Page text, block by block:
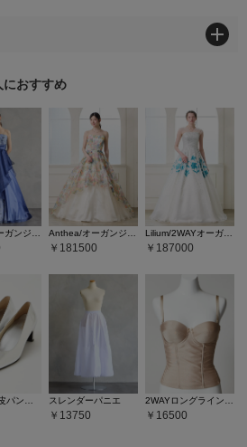
におすすめ
Florette/オーガンジー×レース刺繍ロングドレス Anthea/オーガンジー×フラワープリント・ラメフロッキーロングドレス
181500
Lilium/2WAYオーガンジー×ラメグリッターロングドレス
187000
スレンダーパニエ
13750 16500